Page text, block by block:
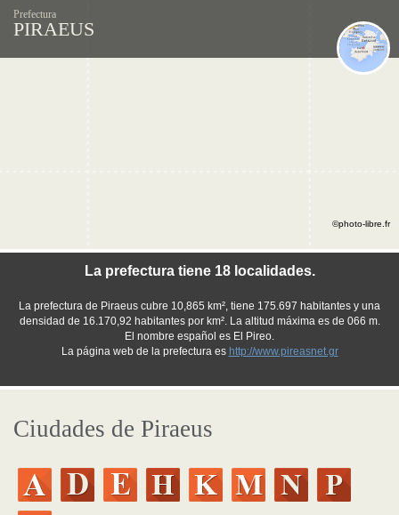
Prefectura
PIRAEUS
La prefectura tiene 18 localidades.
La prefectura de Piraeus cubre 10,865 km², tiene 175.697 habitantes y una
densidad de 16.170,92 habitantes por km². La altitud máxima es de 066 m.
El nombre español es El Pireo.
La página web de la prefectura es http://www.pireasnet.gr
©photo-libre.fr
Ciudades de Piraeus